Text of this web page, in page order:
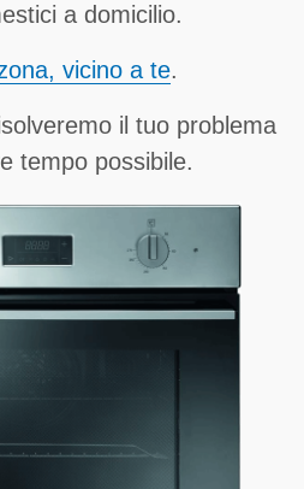
a domicilio.
vicino a te.
il tuo problema
tempo possibile.